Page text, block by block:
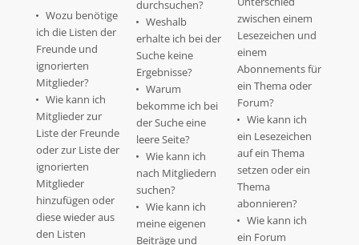
Wozu benötige
ich die Listen der
Freunde und
ignorierten
Mitglieder?
Wie kann ich
Mitglieder zur
Liste der Freunde
oder zur Liste der
ignorierten
Mitglieder
hinzufügen oder
diese wieder aus
den Listen
durchsuchen?
Weshalb
erhalte ich bei der
Suche keine
Ergebnisse?
Warum
bekomme ich bei
der Suche eine
leere Seite?
Wie kann ich
nach Mitgliedern
suchen?
Wie kann ich
meine eigenen
Beiträge und
zwischen einem
Lesezeichen und
einem
Abonnements für
ein Thema oder
Forum?
Wie kann ich
ein Lesezeichen
auf ein Thema
setzen oder ein
Thema
abonnieren?
Wie kann ich
ein Forum